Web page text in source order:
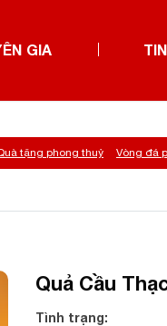
GIA
tặng phong thuỷ Vòng đá
Quả Cầu
Tình trạng: